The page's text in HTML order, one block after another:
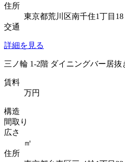
住所
東京都荒川区南千住1丁目18
交通
詳細を見る
三ノ輪 1-2階 ダイニングバー居抜
賃料
万円
構造
間取り
広さ
㎡
住所